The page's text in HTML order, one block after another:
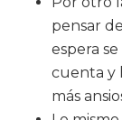
pensar
espera
cuenta y
más